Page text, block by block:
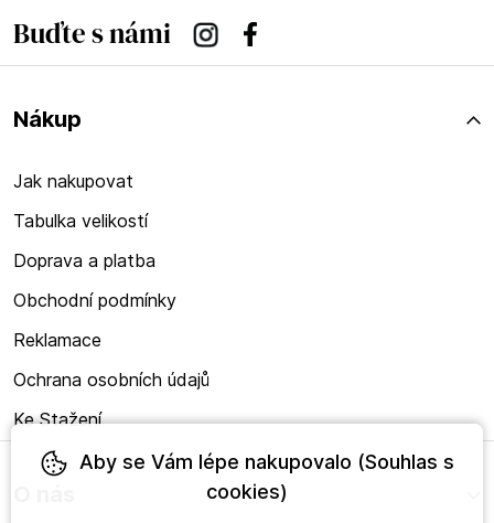
Buďte s námi InstagramFacebook
Nákup
Jak nakupovat
Tabulka velikostí
Doprava a platba
Obchodní podmínky
Reklamace
Ochrana osobních údajů
Ke Stažení
Aby se Vám lépe nakupovalo (Souhlas s
cookies)